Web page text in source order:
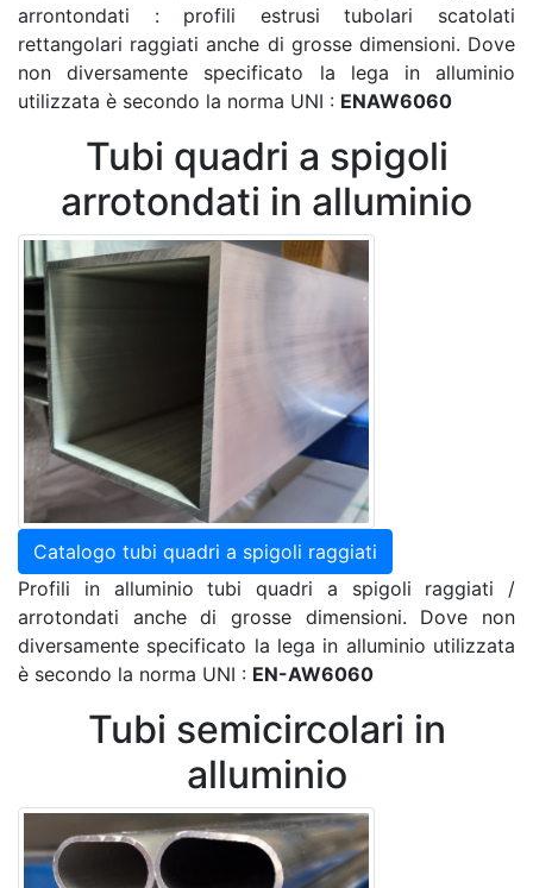
arrontondati : profili estrusi tubolari scatolati
rettangolari raggiati anche di grosse dimensioni. Dove
non diversamente specificato la lega in alluminio
utilizzata è secondo la norma UNI : ENAW6060
Tubi quadri a spigoli
arrotondati in alluminio
Catalogo tubi quadri a spigoli raggiati
Profili in alluminio tubi quadri a spigoli raggiati /
arrotondati anche di grosse dimensioni. Dove non
diversamente specificato la lega in alluminio utilizzata
è secondo la norma UNI : EN-AW6060
Tubi semicircolari in
alluminio